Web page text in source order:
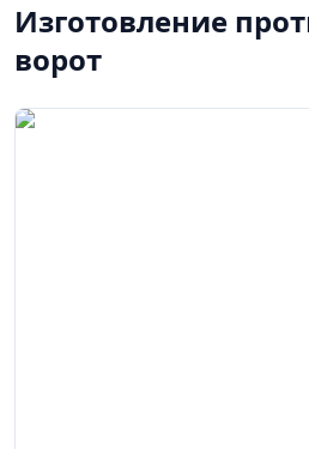
Изготовление
ворот